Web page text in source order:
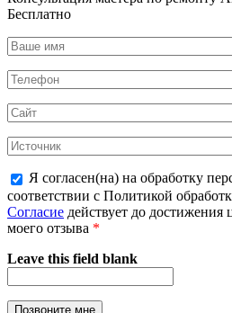
Бесплатно
Я согласен(на) на обработку
соответствии с Политикой
Согласие действует до достижения
моего отзыва *
Leave this field blank